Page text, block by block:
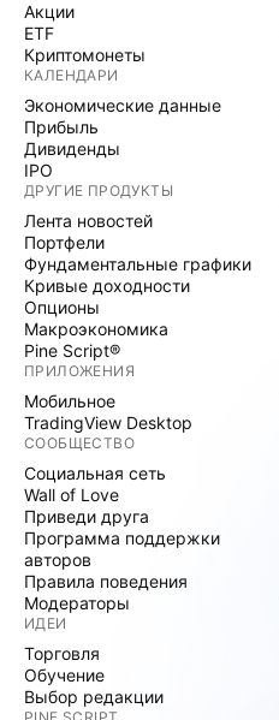
Акции
ETF
Криптомонеты
КАЛЕНДАРИ
Экономические данные
Прибыль
Дивиденды
IPO
ДРУГИЕ ПРОДУКТЫ
Лента новостей
Портфели
Фундаментальные графики
Кривые доходности
Опционы
Макроэкономика
Pine Script®
ПРИЛОЖЕНИЯ
Мобильное
TradingView Desktop
СООБЩЕСТВО
Социальная сеть
Wall of Love
Приведи друга
Программа поддержки
авторов
Правила поведения
Модераторы
ИДЕИ
Торговля
Обучение
Выбор редакции